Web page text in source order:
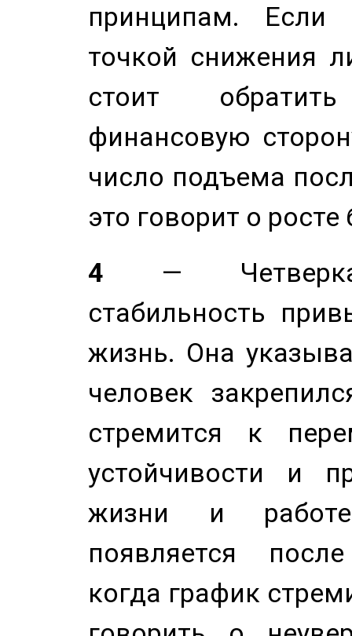
принципам. Если
точкой снижения
стоит
финансовую
число подъема
это говорит о
4 — Четверка
стабильность
жизнь. Она
человек
стремится к
устойчивости и
жизни и
появляется
когда график